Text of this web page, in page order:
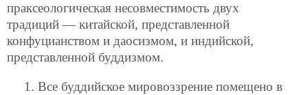
праксеологическая несовместимость двух
традиций — китайской, представленной
конфуцианством и даосизмом, и индийской,
представленной буддизмом.
1. Все буддийское мировоззрение помещено в